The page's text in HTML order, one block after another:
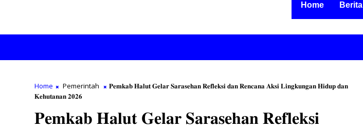
Home Berita
Home Pemerintah
𝐏𝐞𝐦𝐤𝐚𝐛 𝐇𝐚𝐥𝐮𝐭 𝐆𝐞𝐥𝐚𝐫 𝐒𝐚𝐫𝐚𝐬𝐞𝐡𝐚𝐧 𝐑𝐞𝐟𝐥𝐞𝐤𝐬𝐢 𝐝𝐚𝐧 𝐑𝐞𝐧𝐜𝐚𝐧𝐚 𝐀𝐤𝐬𝐢 𝐋𝐢𝐧𝐠𝐤𝐮𝐧𝐠𝐚𝐧 𝐇𝐢𝐝𝐮𝐩 𝐝𝐚𝐧
𝐊𝐞𝐡𝐮𝐭𝐚𝐧𝐚𝐧 𝟐𝟎𝟐𝟔
𝐏𝐞𝐦𝐤𝐚𝐛 𝐇𝐚𝐥𝐮𝐭 𝐆𝐞𝐥𝐚𝐫 𝐒𝐚𝐫𝐚𝐬𝐞𝐡𝐚𝐧 𝐑𝐞𝐟𝐥𝐞𝐤𝐬𝐢